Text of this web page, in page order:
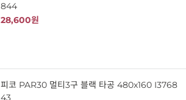
844
28,600원
피코 PAR30 멀티3구 블랙 타공 480x160 I3768
43